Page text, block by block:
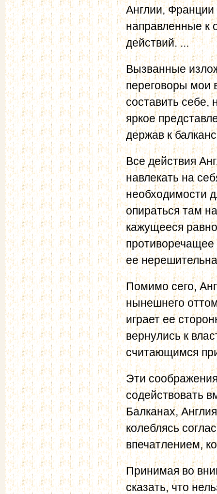
Англии, Франции
направленные к
действий. ...
Вызванные
переговоры мои
составить себе,
яркое
держав к
Все действия
навлекать на
необходимости
опираться там
кажущееся
ее
Помимо сего,
нынешнего
играет ее
вернулись к
считающимся
Эти
содействовать
Балканах,
колеблясь
впечатлением,
Принимая во
сказать, что